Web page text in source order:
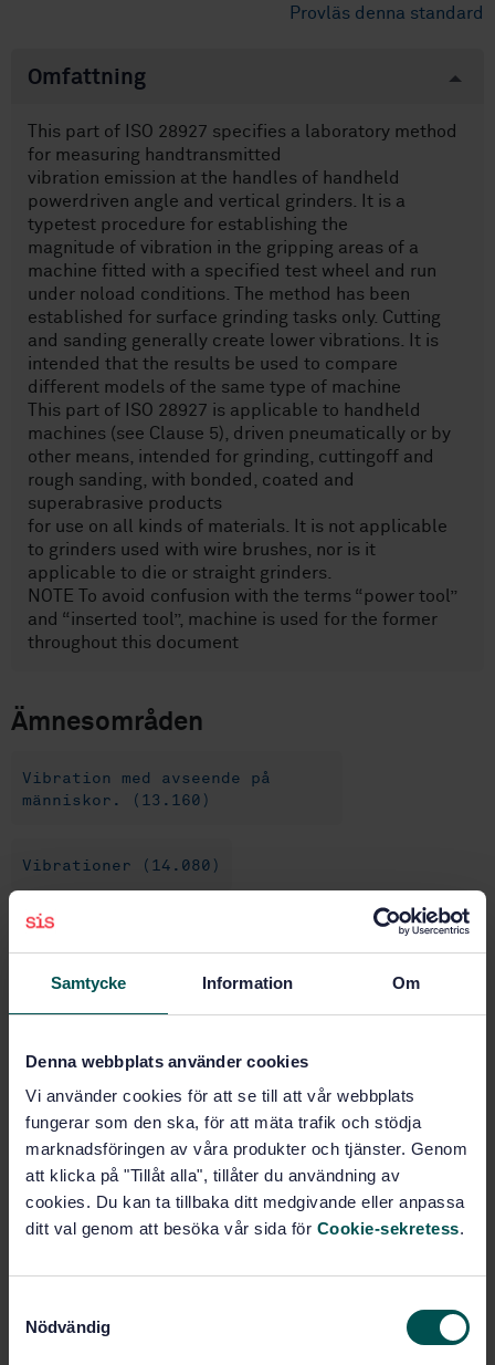
Samtycke Information Om
Denna webbplats använder cookies
Vi använder cookies för att se till att vår webbplats
fungerar som den ska, för att mäta trafik och stödja
marknadsföringen av våra produkter och tjänster. Genom
att klicka på "Tillåt alla", tillåter du användning av
cookies. Du kan ta tillbaka ditt medgivande eller anpassa
ditt val genom att besöka vår sida för Cookie-sekretess.
Nödvändig
Provläs denna standard
Omfattning
This part of ISO 28927 specifies a laboratory method
for measuring handtransmitted
vibration emission at the handles of handheld
powerdriven angle and vertical grinders. It is a
typetest procedure for establishing the
magnitude of vibration in the gripping areas of a
machine fitted with a specified test wheel and run
under noload conditions. The method has been
established for surface grinding tasks only. Cutting
and sanding generally create lower vibrations. It is
intended that the results be used to compare
different models of the same type of machine
This part of ISO 28927 is applicable to handheld
machines (see Clause 5), driven pneumatically or by
other means, intended for grinding, cuttingoff and
rough sanding, with bonded, coated and
superabrasive products
for use on all kinds of materials. It is not applicable
to grinders used with wire brushes, nor is it
applicable to die or straight grinders.
NOTE To avoid confusion with the terms “power tool”
and “inserted tool”, machine is used for the former
throughout this document
Ämnesområden
Vibration med avseende på
människor. (13.160)
Vibrationer (14.080)
Tryckluftsverktyg (25.140.10)
Köp denna standard
STANDARD
SVENSK STANDARD· SS-EN ISO 28927-1:2009/A1:2017
Handhållna motordrivna maskiner - Testmetoder för
vibrationsemmission - Del 1:Vinkel- och
vertikalslipmaskiner - Tillägg 1: Kupade stålborstar
(ISO 28927-1:2009/DAM 1:2015)
Lägg i varukorgen